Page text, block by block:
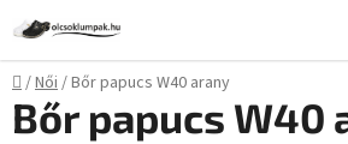
fő
tartalomhoz
Kezdőlap
/Női/Bőr papucs W40 arany
Bőr papucs W40